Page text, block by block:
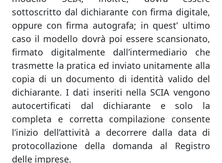
sottoscritto dal dichiarante con firma digitale,
oppure con firma autografa; in quest’ ultimo
caso il modello dovrà poi essere scansionato,
firmato digitalmente dall’intermediario che
trasmette la pratica ed inviato unitamente alla
copia di un documento di identità valido del
dichiarante. I dati inseriti nella SCIA vengono
autocertificati dal dichiarante e solo la
completa e corretta compilazione consente
l’inizio dell’attività a decorrere dalla data di
protocollazione della domanda al Registro
delle imprese.